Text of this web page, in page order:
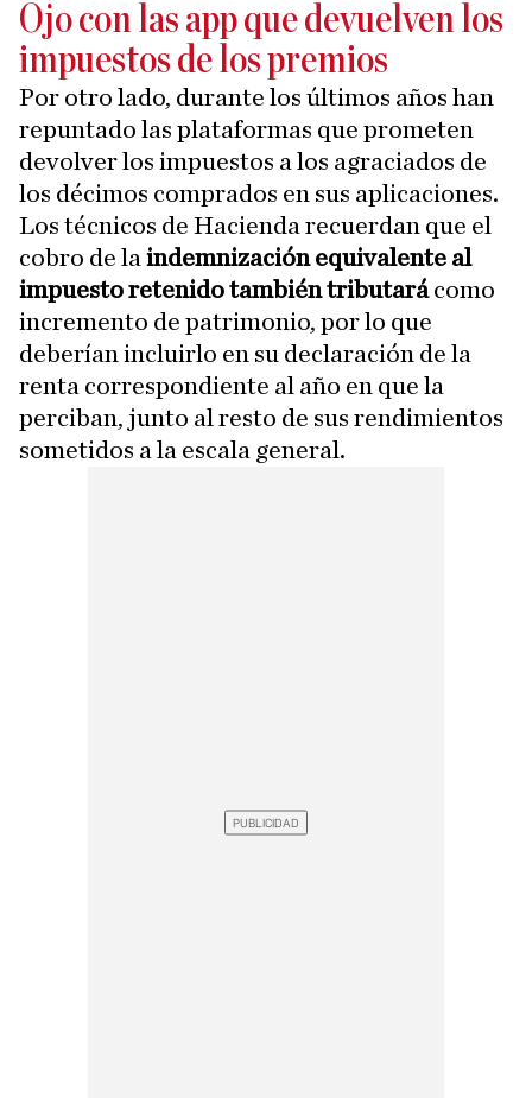
Ojo con las app que devuelven los
impuestos de los premios
Por otro lado, durante los últimos años han
repuntado las plataformas que prometen
devolver los impuestos a los agraciados de
los décimos comprados en sus aplicaciones.
Los técnicos de Hacienda recuerdan que el
cobro de la indemnización equivalente al
impuesto retenido también tributarácomo
incremento de patrimonio, por lo que
deberían incluirlo en su declaración de la
renta correspondiente al año en que la
perciban, junto al resto de sus rendimientos
sometidos a la escala general.